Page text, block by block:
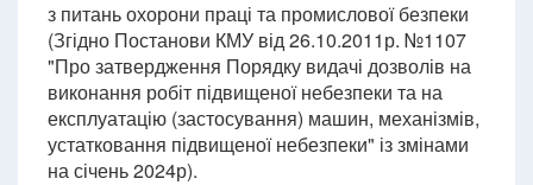
з питань охорони праці та промислової безпеки
(Згідно Постанови КМУ від 26.10.2011р. №1107
"Про затвердження Порядку видачі дозволів на
виконання робіт підвищеної небезпеки та на
експлуатацію (застосування) машин, механізмів,
устатковання підвищеної небезпеки" із змінами
на січень 2024р).